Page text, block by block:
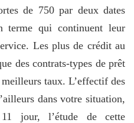
de 750 par deux dates
terme qui continuent leur
Les plus de crédit au
des contrats-types de prêt
taux. L’effectif des
dans votre situation,
jour, l’étude de cette